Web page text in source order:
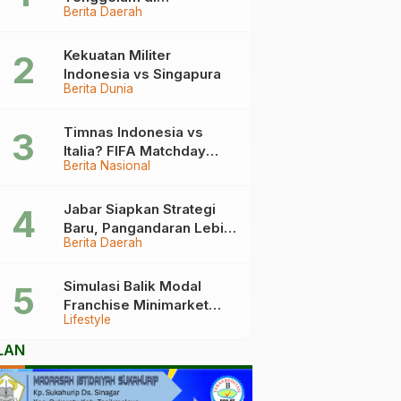
Berita Daerah
Pangandaran Berakhir
Berita Dunia
Kekuatan Militer
Indonesia vs Singapura
Berita Nasional
Timnas Indonesia vs
Italia? FIFA Matchday
2026 Jadi Laga Terbesar
Berita Daerah
Jabar Siapkan Strategi
Baru, Pangandaran Lebih
Mudah Dijangkau
Lifestyle
Simulasi Balik Modal
Franchise Minimarket
2026